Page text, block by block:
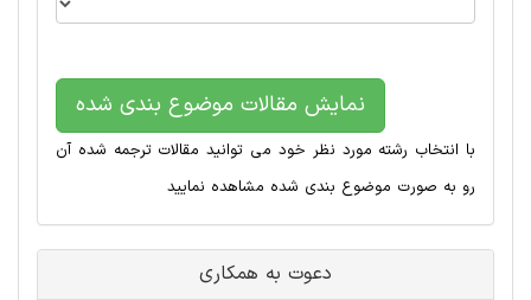
نمایش مقالات موضوع بندی شده
با انتخاب رشته مورد نظر خود می توانید مقالات ترجمه شده آن
رو به صورت موضوع بندی شده مشاهده نمایید
دعوت به همکاری